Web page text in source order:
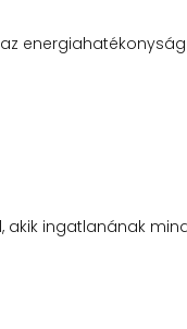
ingatlanának